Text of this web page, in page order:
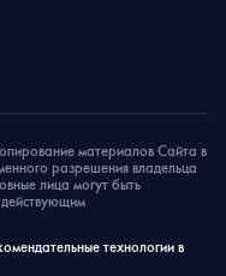
материалов Сайта в
разрешения владельца
лица могут быть
действующим
технологии в